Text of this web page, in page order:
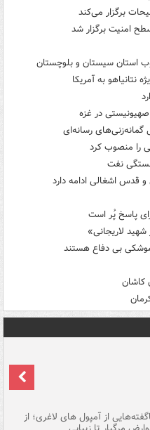
برگزار می‌کند
استان سیستان و بلوچستان
نتانیاهو به آمریکا
گمانه‌زنی‌های رسانه‌ای
را منصوب کرد
و قدس اشغالی ادامه دارد
پاسخ پُر است
لاریجانی»
بی دفاع هستند
کاشان
از آمپول های لاغری؛ از